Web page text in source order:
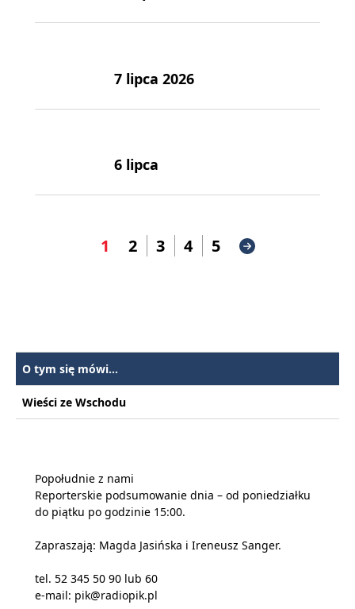
7 lipca 2026
6 lipca
1 2 3 4 5
O tym się mówi...
Wieści ze Wschodu
Popołudnie z nami
Reporterskie podsumowanie dnia – od poniedziałku
do piątku po godzinie 15:00.
Zapraszają: Magda Jasińska i Ireneusz Sanger.
tel. 52 345 50 90 lub 60
e-mail: pik@radiopik.pl